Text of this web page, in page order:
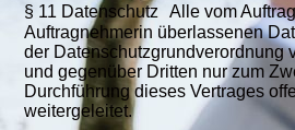
§ 11 Datenschutz Alle vom
Auftragnehmerin überlassenen
der Datenschutzgrundverordnung
und gegenüber Dritten nur zum
Durchführung dieses Vertrages
weitergeleitet.